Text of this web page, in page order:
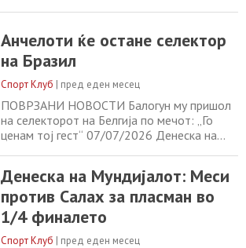
пласман во 1/4 финалето 07/07/2026
Почнува новата сезона на ЛШ: Вардар
тргнува од Скопје, Шишко и Херера го
чекаат Серафимов 07/07/2026
Анчелоти ќе остане селектор
на Бразил
Спорт Клуб | пред еден месец
ПОВРЗАНИ НОВОСТИ Балогун му пришол
на селекторот на Белгија по мечот: „Го
ценам тој гест“ 07/07/2026 Денеска на
Почнува новата сезона на ЛШ: Вардар
тргнува од Скопје, Шишко и Херера го
чекаат Серафимов 07/07/2026 Јанис
официјално стана играч на Мајами
07/07/2026
Денеска на Мундијалот: Меси
против Салах за пласман во
1/4 финалето
Спорт Клуб | пред еден месец